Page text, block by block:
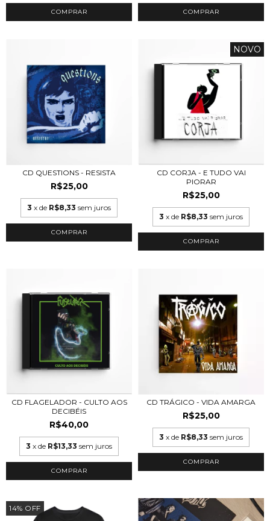
CD QUESTIONS - RESISTA
R$25,00
3 x de R$8,33 sem juros
NOVO
CD CORJA - E TUDO VAI
PIORAR
R$25,00
3 x de R$8,33 sem juros
CD FLAGELADOR - CULTO AOS
DECIBÉIS
R$40,00
3 x de R$13,33 sem juros
CD TRÁGICO - VIDA AMARGA
R$25,00
3 x de R$8,33 sem juros
14% OFF